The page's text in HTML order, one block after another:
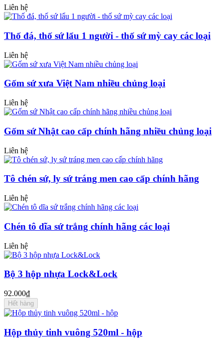
Liên hệ
Thố đá, thố sứ lẩu 1 người - thố sứ mỳ cay các loại
Liên hệ
Gốm sứ xưa Việt Nam nhiều chủng loại
Liên hệ
Gốm sứ Nhật cao cấp chính hãng nhiều chủng loại
Liên hệ
Tô chén sứ, ly sứ tráng men cao cấp chính hãng
Liên hệ
Chén tô dĩa sứ trắng chính hãng các loại
Liên hệ
Bộ 3 hộp nhựa Lock&Lock
92.000₫
Hết hàng
Hộp thủy tinh vuông 520ml - hộp